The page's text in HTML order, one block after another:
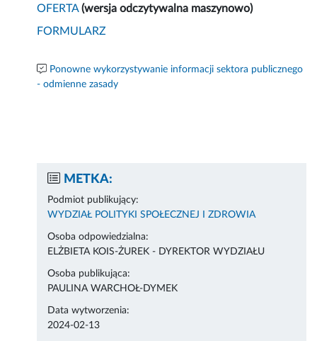
OFERTA(wersja odczytywalna maszynowo)
FORMULARZ
Ponowne wykorzystywanie informacji sektora publicznego
- odmienne zasady
METKA:
Podmiot publikujący:
WYDZIAŁ POLITYKI SPOŁECZNEJ I ZDROWIA
Osoba odpowiedzialna:
ELŻBIETA KOIS-ŻUREK - DYREKTOR WYDZIAŁU
Osoba publikująca:
PAULINA WARCHOŁ-DYMEK
Data wytworzenia:
2024-02-13